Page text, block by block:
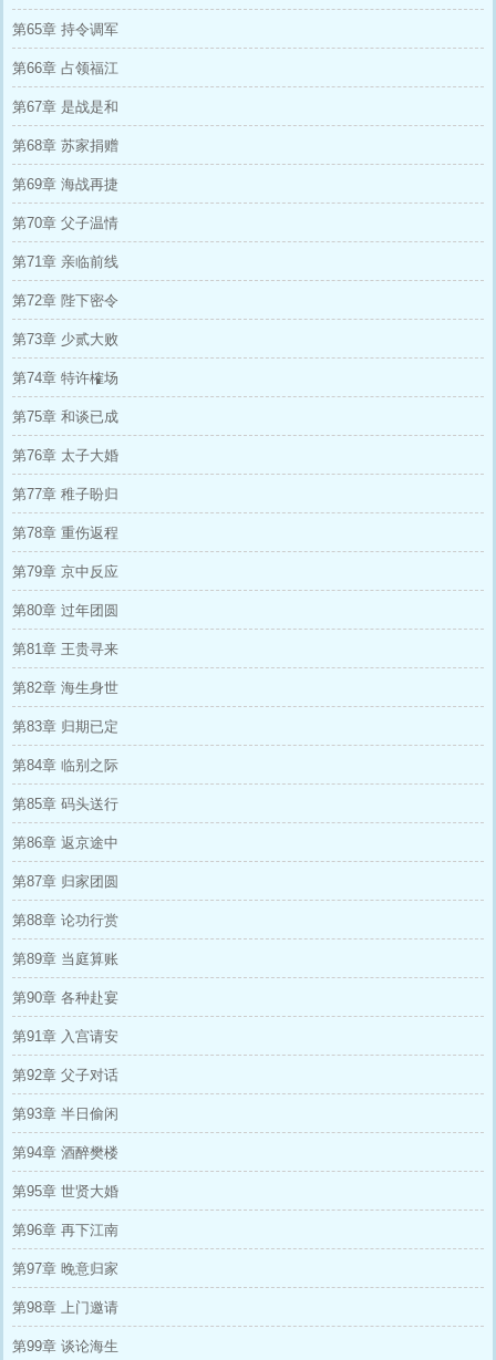
第65章 持令调军
第66章 占领福江
第67章 是战是和
第68章 苏家捐赠
第69章 海战再捷
第70章 父子温情
第71章 亲临前线
第72章 陛下密令
第73章 少贰大败
第74章 特许榷场
第75章 和谈已成
第76章 太子大婚
第77章 稚子盼归
第78章 重伤返程
第79章 京中反应
第80章 过年团圆
第81章 王贵寻来
第82章 海生身世
第83章 归期已定
第84章 临别之际
第85章 码头送行
第86章 返京途中
第87章 归家团圆
第88章 论功行赏
第89章 当庭算账
第90章 各种赴宴
第91章 入宫请安
第92章 父子对话
第93章 半日偷闲
第94章 酒醉樊楼
第95章 世贤大婚
第96章 再下江南
第97章 晚意归家
第98章 上门邀请
第99章 谈论海生